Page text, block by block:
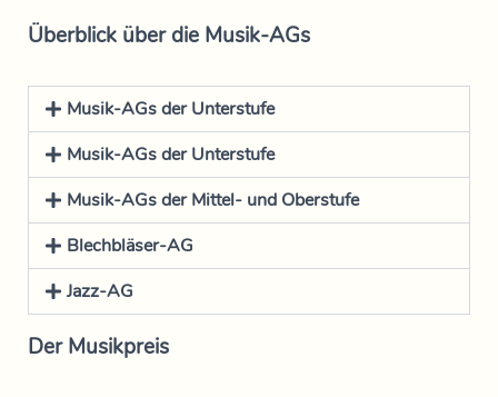
Überblick über die Musik-AGs
Musik-AGs der Unterstufe
Musik-AGs der Unterstufe
Musik-AGs der Mittel- und Oberstufe
Blechbläser-AG
Jazz-AG
Der Musikpreis